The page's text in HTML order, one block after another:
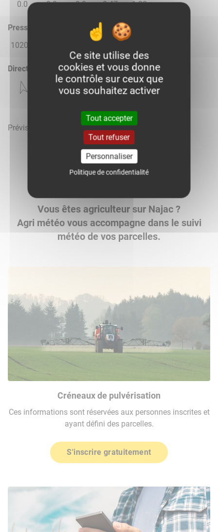
0.0 0.0 0.0 0.47 1.38
Pression atmosphérique (hPa)
1020.0
Direction du vent
Prévisions météo mises à jour le 6 août 2026 à 21h
Voir la météo heure par heure
Vous êtes agriculteur sur Najac ?
Agri météo vous accompagne dans le suivi
météo de vos parcelles.
Créneaux de pulvérisation
Ces informations sont réservées aux personnes inscrites et
ayant défini des parcelles.
S'inscrire gratuitement
Ce site utilise des
cookies et vous donne
le contrôle sur ceux que
vous souhaitez activer
Tout accepter
Tout refuser
Personnaliser
Politique de confidentialité